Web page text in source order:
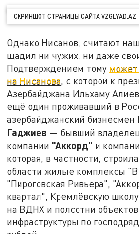
СКРИНШОТ СТРАНИЦЫ САЙТА VZGLYAD.AZ
Однако Нисанов, считают
щадил ни чужих, ни даже
Подтверждением тому может
на Нисанова, с которой к
Азербайджана Ильхаму
ещё один проживавший в
азербайджанский бизнесмен
Гаджиев — бывший
компании "Аккорд" и
которая, в частности,
области жилые комплексы
"Пироговская Ривьера",
квартал", Кремлёвскую
на ВДНХ и полсотни объектов
инфраструктуры по